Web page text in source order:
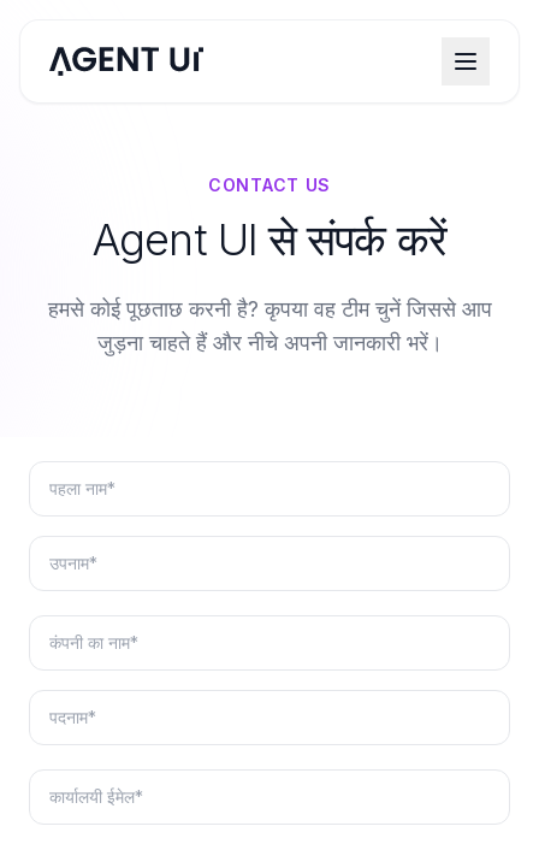
CONTACT US
Agent UI से संपर्क करें
हमसे कोई पूछताछ करनी है? कृपया वह टीम चुनें जिससे आप
जुड़ना चाहते हैं और नीचे अपनी जानकारी भरें।